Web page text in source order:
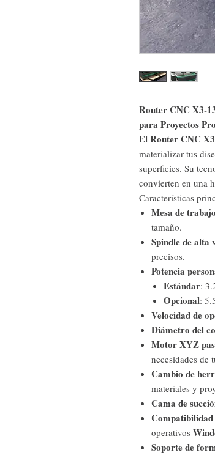
Router CNC X3-
para Proyectos
El Router CNC
materializar tus
superficies. Su
convierten en una
Características
Mesa de
tamaño.
Spindle de alta
precisos.
Potencia
Estándar:
Opcional:
Velocidad de
Diámetro del
Motor XYZ
necesidades de
Cambio de
materiales y
Cama de
operativos
Soporte de